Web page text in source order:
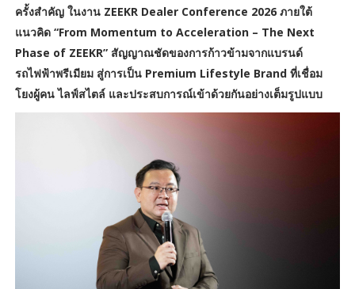
ครั้งสำคัญ ในงาน ZEEKR Dealer Conference 2026 ภายใต้
แนวคิด “From Momentum to Acceleration – The Next
Phase of ZEEKR” สัญญาณชัดของการก้าวข้ามจากแบรนด์
รถไฟฟ้าพรีเมียม สู่การเป็น Premium Lifestyle Brand ที่เชื่อม
โยงผู้คน ไลฟ์สไตล์ และประสบการณ์เข้าด้วยกันอย่างเต็มรูปแบบ